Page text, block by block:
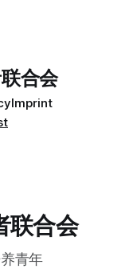
和布伦好声音等文
的各位同学也收获
生活中，能把自律作
。这个过程必然是痛
苦的，但最终一定会有意想不到的收获。 以下是第二期早
时学联谨
华人民共和国驻汉堡
人致以衷心的感谢。
合会
Imprint
联合会
青年